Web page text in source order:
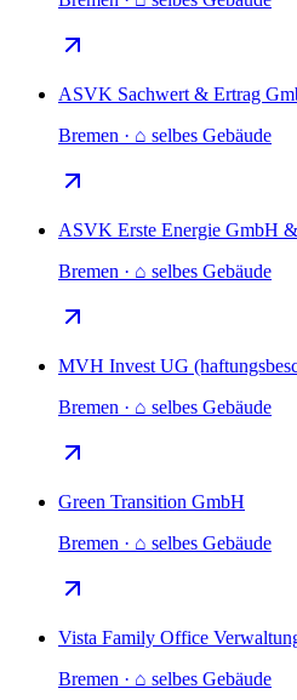
ASVK Sachwert & Ertrag
Bremen · ⌂ selbes Gebäude
ASVK Erste Energie GmbH
Bremen · ⌂ selbes Gebäude
MVH Invest UG
Bremen · ⌂ selbes Gebäude
Green Transition GmbH
Bremen · ⌂ selbes Gebäude
Vista Family Office
Bremen · ⌂ selbes Gebäude